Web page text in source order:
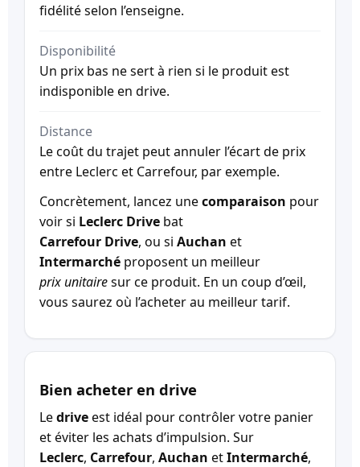
fidélité selon l’enseigne.
Disponibilité
Un prix bas ne sert à rien si le produit est
indisponible en drive.
Distance
Le coût du trajet peut annuler l’écart de prix
entre Leclerc et Carrefour, par exemple.
Concrètement, lancez unecomparaison pour
voir si Leclerc Drive bat
Carrefour Drive, ou si Auchan et
Intermarché proposent un meilleur
prix unitairesur ce produit. En un coup d’œil,
vous saurez où l’acheter au meilleur tarif.
Bien acheter en drive
Ledriveest idéal pour contrôler votre panier
et éviter les achats d’impulsion. Sur
Leclerc, Carrefour, Auchan etIntermarché,